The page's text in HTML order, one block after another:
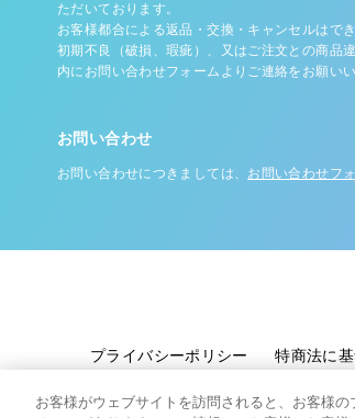
ただいております。
お客様都合による返品・交換・キャンセルはで
初期不良（破損、瑕疵）、又はご注文との商品
内にお問い合わせフォームよりご連絡をお願いい
お問い合わせ
お問い合わせにつきましては、 お問い合わせフ
プライバシーポリシー 特商法に
お客様がウェブサイトを訪問されると、お客様